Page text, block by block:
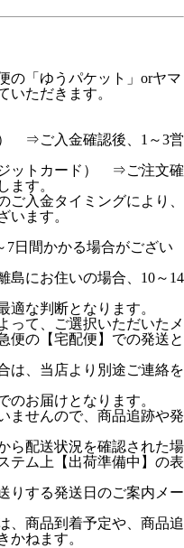
の「ゆうパケット」orヤマ
いただきます。
⇒ご入金確認後、1～3営
ジットカード） ⇒ご注文確
ます。
入金タイミングにより、
います。
7日間かかる場合がござい
島にお住いの場合、10～14
適な判断となります。
って、ご選択いただいたメ
便の【宅配便】での発送と
は、当店より別途ご連絡を
のお届けとなります。
ませんので、商品追跡や発
ら配送状況を確認された場
テム上【出荷準備中】の表
りする発送日のご案内メー
、商品到着予定や、商品追
かねます。